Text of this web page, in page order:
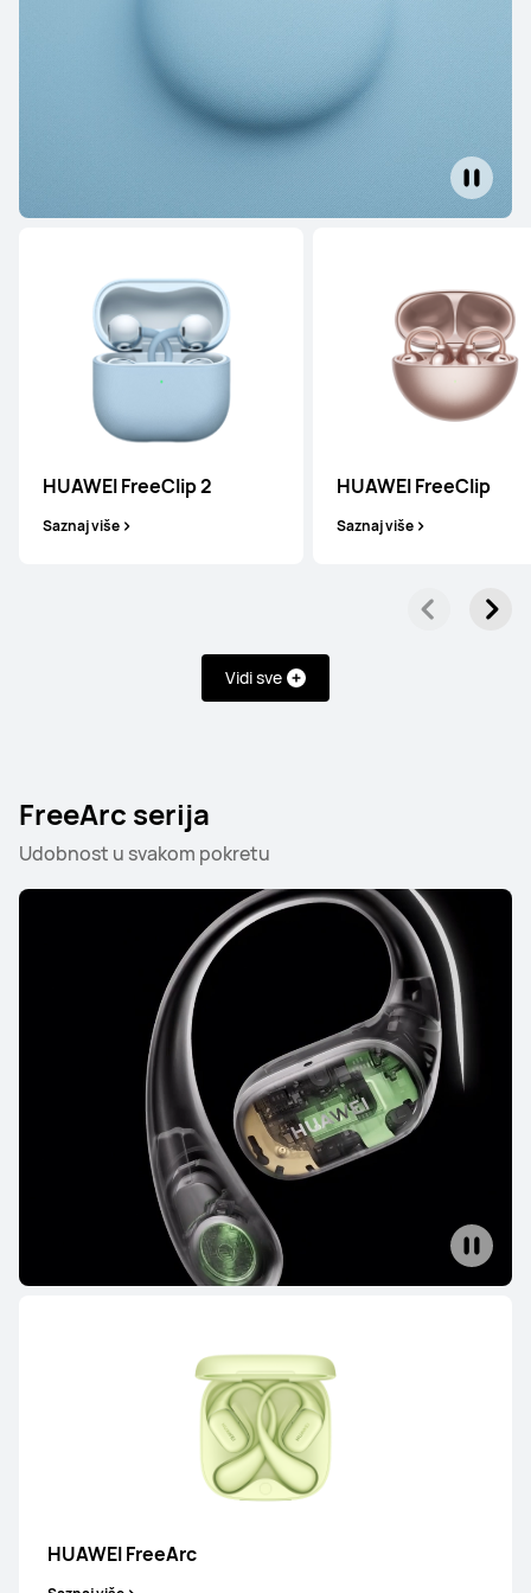
HUAWEI FreeClip 2
Saznaj više
HUAWEI FreeClip
Saznaj više
Vidi sve
FreeArc serija
Udobnost u svakom pokretu
HUAWEI FreeArc
FreeBuds serija FreeClip serija FreeArc serija
FreeBuds serija
Saznaj više
HUAWEI FreeBuds 7i
HUAWEI FreeBuds 6i
Saznaj više
HUAWEI FreeBuds SE 4 ANC
Saznaj više